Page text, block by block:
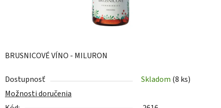
BRUSNICOVÉ VÍNO - MILURON
Dostupnosť Skladom (8 ks)
Možnosti doručenia